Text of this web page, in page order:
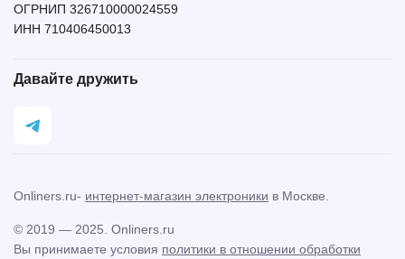
ОГРНИП 326710000024559
ИНН 710406450013
Давайте дружить
Вы принимаете условия политики в отношении обработки
© 2019 — 2025. Onliners.ru
Onliners.ru- интернет-магазин электроники в Москве.